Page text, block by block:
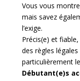
Vous vous
mais savez
l’exige.
Précis(e) et
des règles
particulièrement
Débutant(e)s